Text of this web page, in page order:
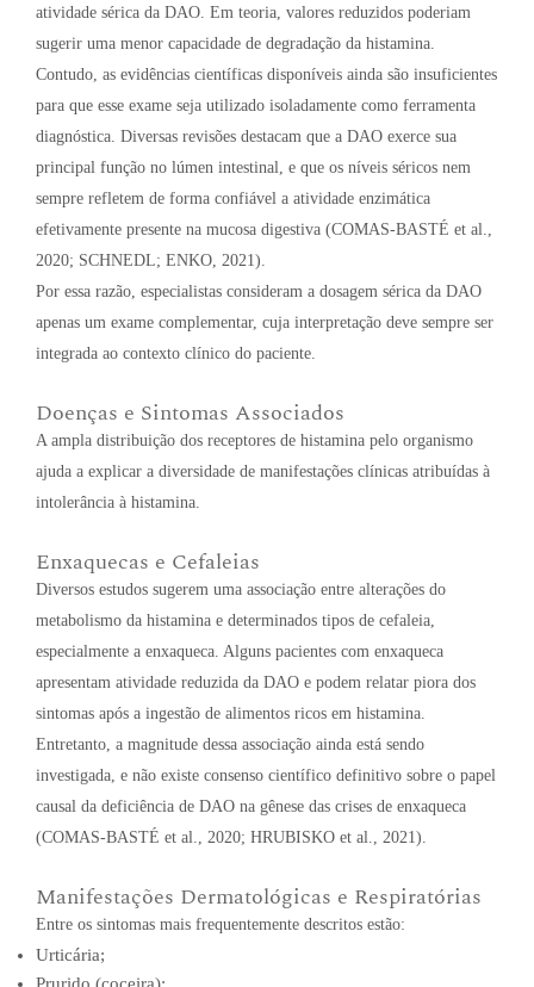
atividade sérica da DAO. Em teoria, valores reduzidos poderiam
sugerir uma menor capacidade de degradação da histamina.
Contudo, as evidências científicas disponíveis ainda são insuficientes
para que esse exame seja utilizado isoladamente como ferramenta
diagnóstica. Diversas revisões destacam que a DAO exerce sua
principal função no lúmen intestinal, e que os níveis séricos nem
sempre refletem de forma confiável a atividade enzimática
efetivamente presente na mucosa digestiva (COMAS-BASTÉ et al.,
2020; SCHNEDL; ENKO, 2021).
Por essa razão, especialistas consideram a dosagem sérica da DAO
apenas um exame complementar, cuja interpretação deve sempre ser
integrada ao contexto clínico do paciente.
Doenças e Sintomas Associados
A ampla distribuição dos receptores de histamina pelo organismo
ajuda a explicar a diversidade de manifestações clínicas atribuídas à
intolerância à histamina.
Enxaquecas e Cefaleias
Diversos estudos sugerem uma associação entre alterações do
metabolismo da histamina e determinados tipos de cefaleia,
especialmente a enxaqueca. Alguns pacientes com enxaqueca
apresentam atividade reduzida da DAO e podem relatar piora dos
sintomas após a ingestão de alimentos ricos em histamina.
Entretanto, a magnitude dessa associação ainda está sendo
investigada, e não existe consenso científico definitivo sobre o papel
causal da deficiência de DAO na gênese das crises de enxaqueca
(COMAS-BASTÉ et al., 2020; HRUBISKO et al., 2021).
Manifestações Dermatológicas e Respiratórias
Entre os sintomas mais frequentemente descritos estão:
Urticária;